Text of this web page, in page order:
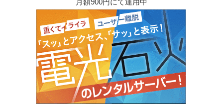
月額900円にて運用中